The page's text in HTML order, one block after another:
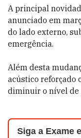
A principal
anunciado em
do lado externo,
emergência.
Além desta
acústico reforçado
diminuir o nível de
Siga a Exame